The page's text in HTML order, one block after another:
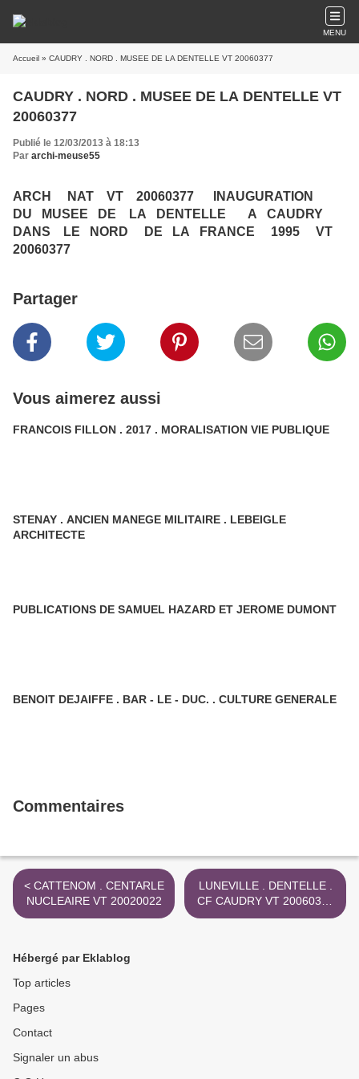
MENU
Accueil » CAUDRY . NORD . MUSEE DE LA DENTELLE VT 20060377
CAUDRY . NORD . MUSEE DE LA DENTELLE VT
20060377
Publié le 12/03/2013 à 18:13
Par archi-meuse55
​ARCH NAT VT 20060377 INAUGURATION
DU MUSEE DE LA DENTELLE A CAUDRY
DANS LE NORD DE LA FRANCE 1995 VT
20060377
Partager
Vous aimerez aussi
FRANCOIS FILLON . 2017 . MORALISATION VIE PUBLIQUE
STENAY . ANCIEN MANEGE MILITAIRE . LEBEIGLE
ARCHITECTE
PUBLICATIONS DE SAMUEL HAZARD ET JEROME DUMONT
BENOIT DEJAIFFE . BAR - LE - DUC. . CULTURE GENERALE
Commentaires
< CATTENOM . CENTARLE
NUCLEAIRE VT 20020022
LUNEVILLE . DENTELLE .
CF CAUDRY VT 20060377
>
Hébergé par Eklablog
Top articles
Pages
Contact
Signaler un abus